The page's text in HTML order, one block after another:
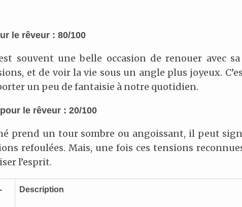
le rêveur : 80/100
souvent une belle occasion de renouer avec
et de voir la vie sous un angle plus joyeux.
un peu de fantaisie à notre quotidien.
le rêveur : 20/100
prend un tour sombre ou angoissant, il peut
refoulées. Mais, une fois ces tensions
l’esprit.
Description